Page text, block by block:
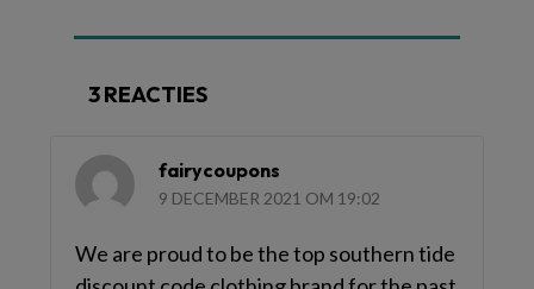
3 REACTIES
fairycoupons
9 DECEMBER 2021 OM 19:02
We are proud to be the top southern tide